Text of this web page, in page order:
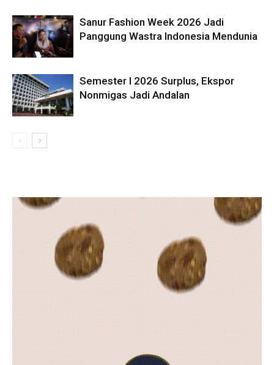
Sanur Fashion Week 2026 Jadi
Panggung Wastra Indonesia Mendunia
Semester I 2026 Surplus, Ekspor
Nonmigas Jadi Andalan